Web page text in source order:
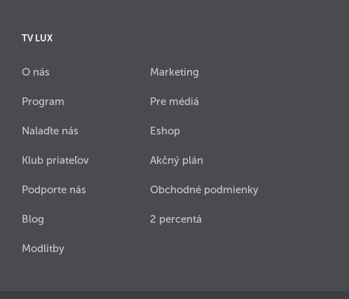
TV LUX
O nás
Program
Nalaďte nás
Klub priateľov
Podporte nás
Blog
Modlitby
Marketing
Pre médiá
Eshop
Akčný plán
Obchodné podmienky
2 percentá